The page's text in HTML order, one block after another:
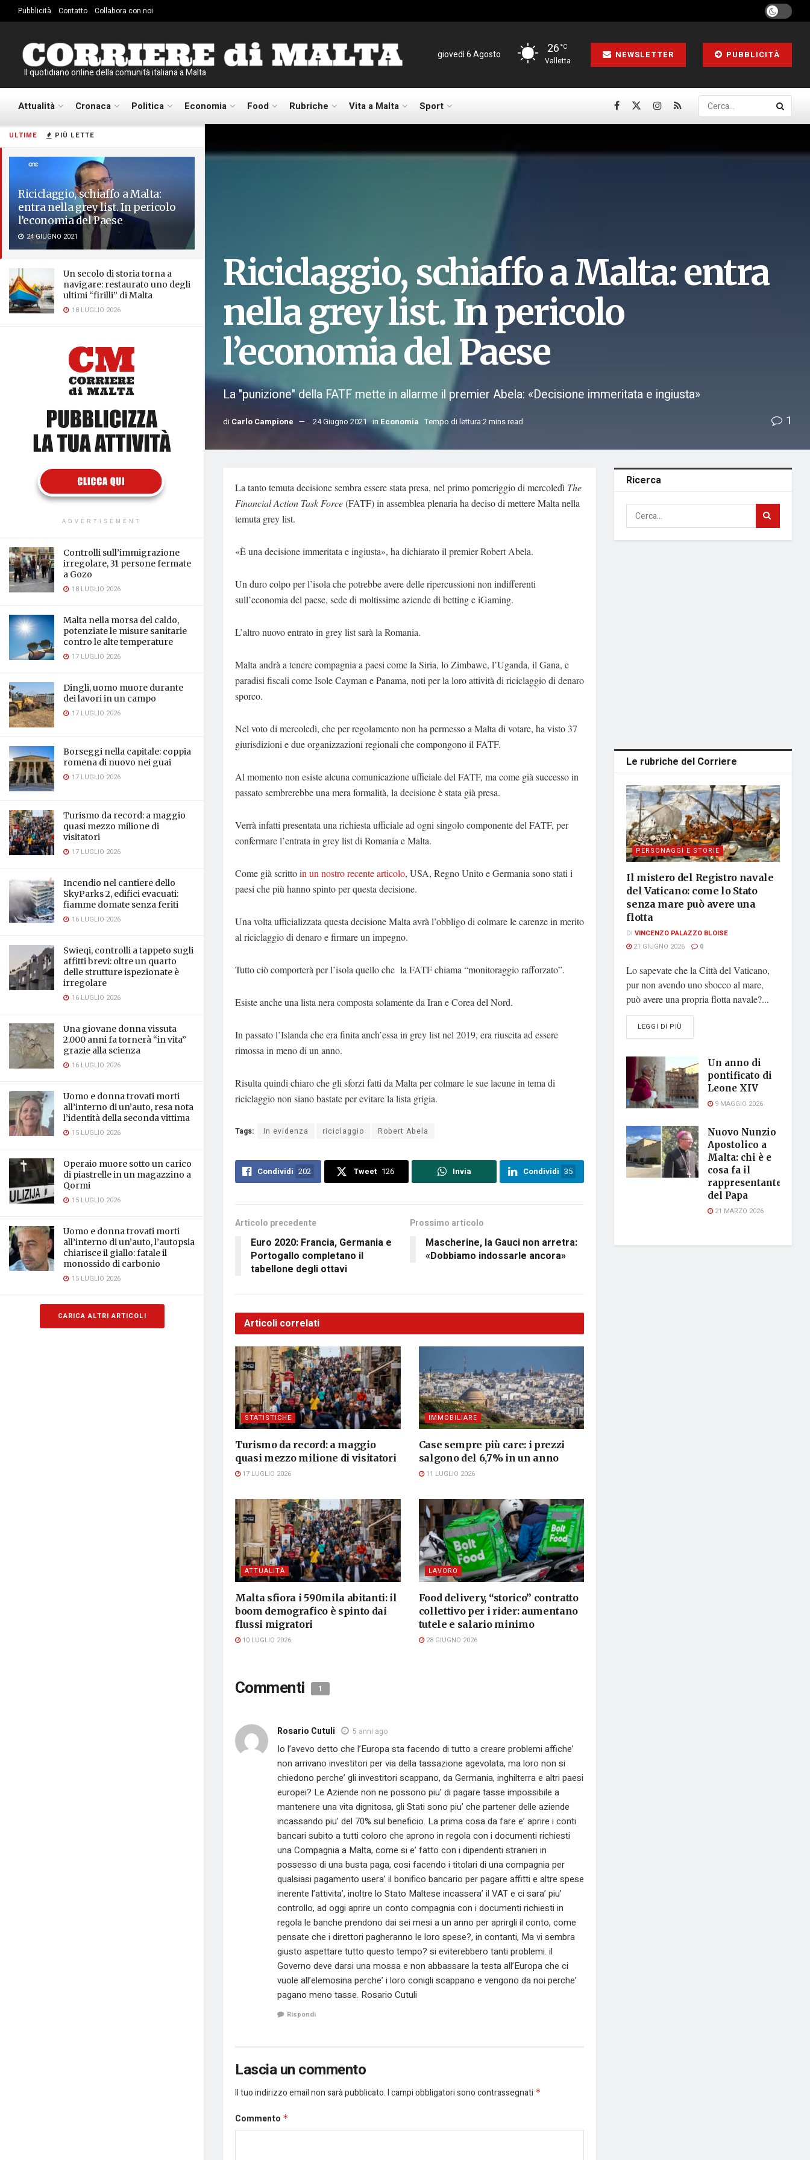
ULTIME PIÙ LETTE
Riciclaggio, schiaffo a Malta:
entra nella grey list. In pericolo
l’economia del Paese
24 GIUGNO 2021
Un secolo di storia torna a
navigare: restaurato uno degli
ultimi “firilli” di Malta
18 LUGLIO 2026
ADVERTISEMENT
Controlli sull’immigrazione
irregolare, 31 persone fermate
a Gozo
18 LUGLIO 2026
Malta nella morsa del caldo,
potenziate le misure sanitarie
contro le alte temperature
17 LUGLIO 2026
Dingli, uomo muore durante
dei lavori in un campo
17 LUGLIO 2026
Borseggi nella capitale: coppia
romena di nuovo nei guai
17 LUGLIO 2026
Turismo da record: a maggio
quasi mezzo milione di
visitatori
17 LUGLIO 2026
Incendio nel cantiere dello
SkyParks 2, edifici evacuati:
fiamme domate senza feriti
16 LUGLIO 2026
Swieqi, controlli a tappeto sugli
affitti brevi: oltre un quarto
delle strutture ispezionate è
irregolare
16 LUGLIO 2026
Una giovane donna vissuta
2.000 anni fa tornerà “in vita”
grazie alla scienza
16 LUGLIO 2026
Uomo e donna trovati morti
all’interno di un’auto, resa nota
l’identità della seconda vittima
15 LUGLIO 2026
Operaio muore sotto un carico
di piastrelle in un magazzino a
Qormi
15 LUGLIO 2026
Uomo e donna trovati morti
all’interno di un’auto, l’autopsia
chiarisce il giallo: fatale il
monossido di carbonio
15 LUGLIO 2026
CARICA ALTRI ARTICOLI
Pubblicità Contatto Collabora con noi
Il quotidiano online della comunità italiana a Malta
giovedì 6 Agosto 26°C
Valletta
NEWSLETTER PUBBLICITÀ
Attualità Cronaca Politica Economia Food Rubriche Vita a Malta Sport
Riciclaggio, schiaffo a Malta: entra
nella grey list. In pericolo
l’economia del Paese
La "punizione" della FATF mette in allarme il premier Abela: «Decisione immeritata e ingiusta»
di Carlo Campione 24 Giugno 2021 in Economia Tempo di lettura:2 mins read 1
La tanto temuta decisione sembra essere stata presa, nel primo pomeriggio di mercoledì The
Financial Action Task Force(FATF) in assemblea plenaria ha deciso di mettere Malta nella
temuta grey list.
«È una decisione immeritata e ingiusta», ha dichiarato il premier Robert Abela.
Un duro colpo per l’isola che potrebbe avere delle ripercussioni non indifferenti
sull’economia del paese, sede di moltissime aziende di betting e iGaming.
L’altro nuovo entrato in grey list sarà la Romania.
Malta andrà a tenere compagnia a paesi come la Siria, lo Zimbawe, l’Uganda, il Gana, e
paradisi fiscali come Isole Cayman e Panama, noti per la loro attività di riciclaggio di denaro
sporco.
Nel voto di mercoledì, che per regolamento non ha permesso a Malta di votare, ha visto 37
giurisdizioni e due organizzazioni regionali che compongono il FATF.
Al momento non esiste alcuna comunicazione ufficiale del FATF, ma come già successo in
passato sembrerebbe una mera formalità, la decisione è stata già presa.
Verrà infatti presentata una richiesta ufficiale ad ogni singolo componente del FATF, per
confermare l’entrata in grey list di Romania e Malta.
Come già scritto in un nostro recente articolo, USA, Regno Unito e Germania sono stati i
paesi che più hanno spinto per questa decisione.
Una volta ufficializzata questa decisione Malta avrà l’obbligo di colmare le carenze in merito
al riciclaggio di denaro e firmare un impegno.
Tutto ciò comporterà per l’isola quello che la FATF chiama “monitoraggio rafforzato”.
Esiste anche una lista nera composta solamente da Iran e Corea del Nord.
In passato l’Islanda che era finita anch’essa in grey list nel 2019, era riuscita ad essere
rimossa in meno di un anno.
Risulta quindi chiaro che gli sforzi fatti da Malta per colmare le sue lacune in tema di
riciclaggio non siano bastate per evitare la lista grigia.
Tags: In evidenza riciclaggio Robert Abela
Condividi 202 Tweet 126 Invia Condividi 35
Articolo precedente
Euro 2020: Francia, Germania e
Portogallo completano il
tabellone degli ottavi
Prossimo articolo
Mascherine, la Gauci non arretra:
«Dobbiamo indossarle ancora»
Articoli correlati
STATISTICHE
Turismo da record: a maggio
quasi mezzo milione di visitatori
17 LUGLIO 2026
IMMOBILIARE
Case sempre più care: i prezzi
salgono del 6,7% in un anno
11 LUGLIO 2026
ATTUALITÀ
Malta sfiora i 590mila abitanti: il
boom demografico è spinto dai
flussi migratori
10 LUGLIO 2026
LAVORO
Food delivery, “storico” contratto
collettivo per i rider: aumentano
tutele e salario minimo
28 GIUGNO 2026
Commenti 1
Rosario Cutuli 5 anni ago
Io l’avevo detto che l’Europa sta facendo di tutto a creare problemi affiche’
non arrivano investitori per via della tassazione agevolata, ma loro non si
chiedono perche’ gli investitori scappano, da Germania, inghilterra e altri paesi
europei? Le Aziende non ne possono piu’ di pagare tasse impossibile a
mantenere una vita dignitosa, gli Stati sono piu’ che partener delle aziende
incassando piu’ del 70% sul beneficio. La prima cosa da fare e’ aprire i conti
bancari subito a tutti coloro che aprono in regola con i documenti richiesti
una Compagnia a Malta, come si e’ fatto con i dipendenti stranieri in
possesso di una busta paga, cosi facendo i titolari di una compagnia per
qualsiasi pagamento usera’ il bonifico bancario per pagare affitti e altre spese
inerente l’attivita’, inoltre lo Stato Maltese incassera’ il VAT e ci sara’ piu’
controllo, ad oggi aprire un conto compagnia con i documenti richiesti in
regola le banche prendono dai sei mesi a un anno per aprirgli il conto, come
pensate che i direttori pagheranno le loro spese?, in contanti, Ma vi sembra
giusto aspettare tutto questo tempo? si eviterebbero tanti problemi. il
Governo deve darsi una mossa e non abbassare la testa all’Europa che ci
vuole all’elemosina perche’ i loro conigli scappano e vengono da noi perche’
pagano meno tasse. Rosario Cutuli
Rispondi
Lascia un commento
Il tuo indirizzo email non sarà pubblicato.I campi obbligatori sono contrassegnati *
Commento *
Ricerca
Le rubriche del Corriere
PERSONAGGI E STORIE
Il mistero del Registro navale
del Vaticano: come lo Stato
senza mare può avere una
flotta
DI VINCENZO PALAZZO BLOISE
21 GIUGNO 2026
0
Lo sapevate che la Città del Vaticano,
pur non avendo uno sbocco al mare,
può avere una propria flotta navale?...
LEGGI DI PIÙ
Un anno di
pontificato di
Leone XIV
9 MAGGIO 2026
Nuovo Nunzio
Apostolico a
Malta: chi è e
cosa fa il
rappresentante
del Papa
21 MARZO 2026